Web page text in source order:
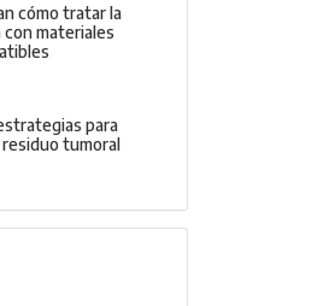
cómo tratar la
con materiales
para
tumoral